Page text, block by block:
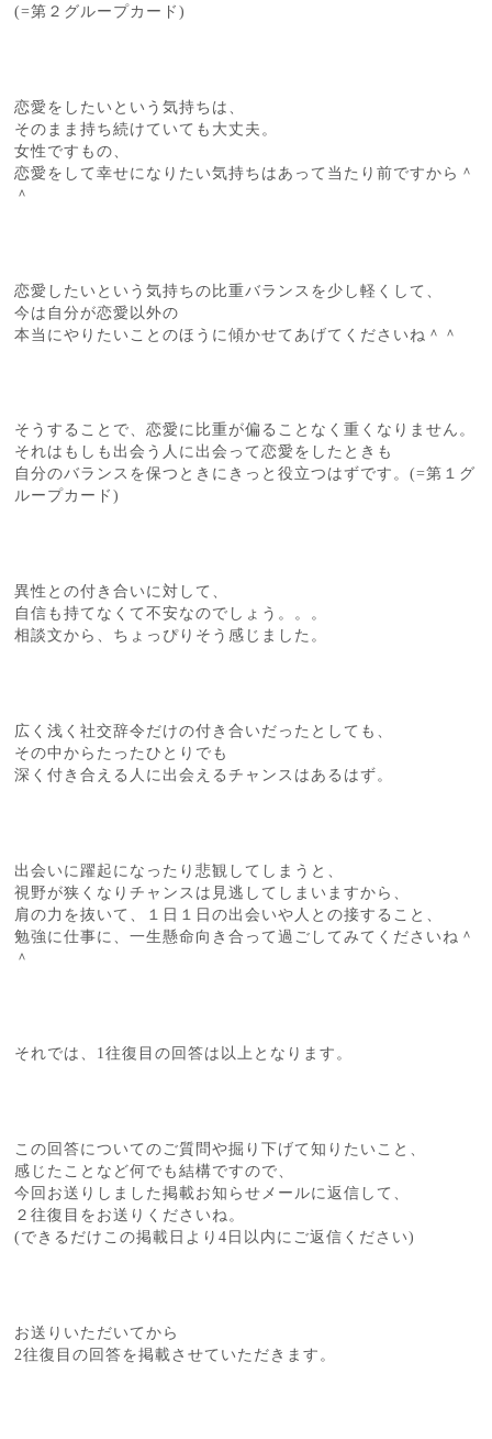
(=第２グループカード)
恋愛をしたいという気持ちは、
そのまま持ち続けていても大丈夫。
女性ですもの、
恋愛をして幸せになりたい気持ちはあって当たり前ですから＾
＾
恋愛したいという気持ちの比重バランスを少し軽くして、
今は自分が恋愛以外の
本当にやりたいことのほうに傾かせてあげてくださいね＾＾
そうすることで、恋愛に比重が偏ることなく重くなりません。
それはもしも出会う人に出会って恋愛をしたときも
自分のバランスを保つときにきっと役立つはずです。(=第１グ
ループカード)
異性との付き合いに対して、
自信も持てなくて不安なのでしょう。。。
相談文から、ちょっぴりそう感じました。
広く浅く社交辞令だけの付き合いだったとしても、
その中からたったひとりでも
深く付き合える人に出会えるチャンスはあるはず。
出会いに躍起になったり悲観してしまうと、
視野が狭くなりチャンスは見逃してしまいますから、
肩の力を抜いて、１日１日の出会いや人との接すること、
勉強に仕事に、一生懸命向き合って過ごしてみてくださいね＾
＾
それでは、1往復目の回答は以上となります。
この回答についてのご質問や掘り下げて知りたいこと、
感じたことなど何でも結構ですので、
今回お送りしました掲載お知らせメールに返信して、
２往復目をお送りくださいね。
(できるだけこの掲載日より4日以内にご返信ください)
お送りいただいてから
2往復目の回答を掲載させていただきます。